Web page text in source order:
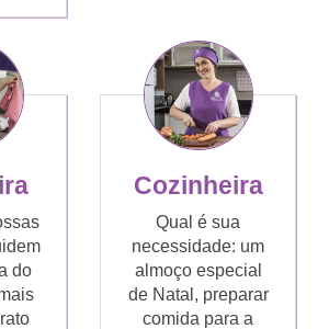
do
Cozinheira
Qual é sua
necessidade: um
almoço especial
de Natal, preparar
comida para a